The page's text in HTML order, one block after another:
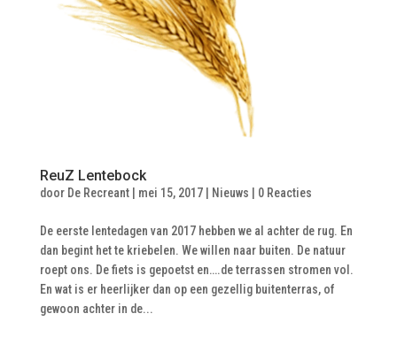
ReuZ Lentebock
door De Recreant| mei 15, 2017| Nieuws 0 Reacties
De eerste lentedagen van 2017 hebben we al achter de rug. En
dan begint het te kriebelen. We willen naar buiten. De natuur
roept ons. De fiets is gepoetst en….de terrassen stromen vol.
En wat is er heerlijker dan op een gezellig buitenterras, of
gewoon achter in de...